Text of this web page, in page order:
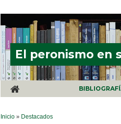
El peronismo en
SE ENCUENTRA USTED AQUÍ
Inicio » Destacados